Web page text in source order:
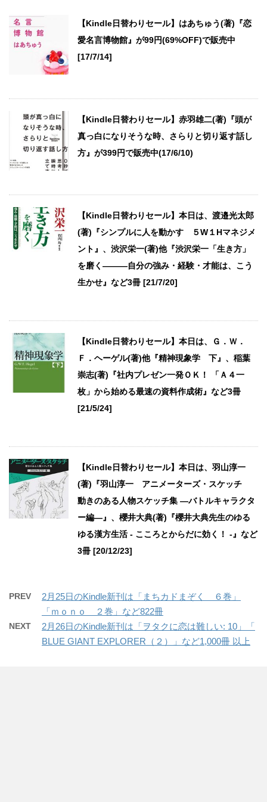
【Kindle日替わりセール】はあちゅう(著)『恋
愛名言博物館』が99円(69%OFF)で販売中
[17/7/14]
【Kindle日替わりセール】赤羽雄二(著)『頭が
真っ白になりそうな時、さらりと切り返す話し
方』が399円で販売中(17/6/10)
【Kindle日替わりセール】本日は、渡邉光太郎
(著)『シンプルに人を動かす ５W１Hマネジメ
ント』、渋沢栄一(著)他『渋沢栄一「生き方」
を磨く―――自分の強み・経験・才能は、こう
生かせ』など3冊 [21/7/20]
【Kindle日替わりセール】本日は、Ｇ．Ｗ．
Ｆ．ヘーゲル(著)他『精神現象学 下』、稲葉
崇志(著)『社内プレゼン一発ＯＫ！ 「Ａ４一
枚」から始める最速の資料作成術』など3冊
[21/5/24]
【Kindle日替わりセール】本日は、羽山淳一
(著)『羽山淳一 アニメーターズ・スケッチ
動きのある人物スケッチ集 —バトルキャラクタ
ー編—』、櫻井大典(著)『櫻井大典先生のゆる
ゆる漢方生活 - こころとからだに効く！ -』など
3冊 [20/12/23]
PREV
2月25日のKindle新刊は「まちカドまぞく ６巻」
「ｍｏｎｏ ２巻」など822冊
NEXT
2月26日のKindle新刊は「ヲタクに恋は難しい: 10」「
BLUE GIANT EXPLORER（２）」など1,000冊 以上